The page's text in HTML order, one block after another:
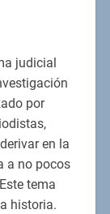
judicial
por
en la
a no pocos
tema
historia.